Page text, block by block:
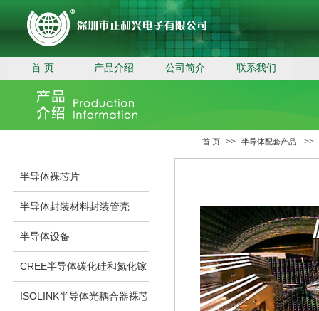
首 页 产品介绍 公司简介 联系我们
首 页 >> 半导体配套产品 >>
半导体裸芯片
半导体封装材料封装管壳
半导体设备
CREE半导体碳化硅和氮化镓裸芯片
ISOLINK半导体光耦合器裸芯片